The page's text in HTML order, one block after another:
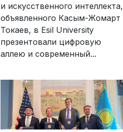
и искусственного интеллекта,
объявленного Касым-Жомарт
Токаев, в Esil University
презентовали цифровую
аллею и современный...